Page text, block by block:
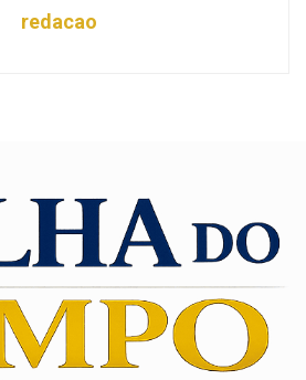
redacao